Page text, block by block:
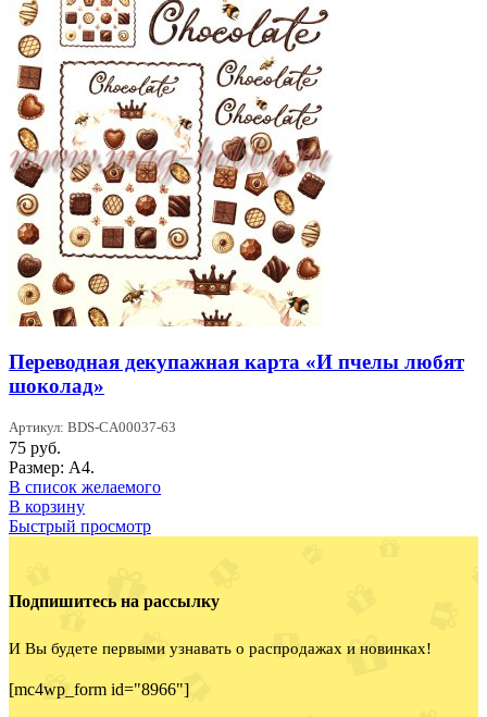
Переводная декупажная карта «И пчелы любят
шоколад»
Артикул: BDS-CA00037-63
75 руб.
Размер: А4.
В список желаемого
В корзину
Быстрый просмотр
Подпишитесь на рассылку
И Вы будете первыми узнавать о распродажах и новинках!
[mc4wp_form id="8966"]